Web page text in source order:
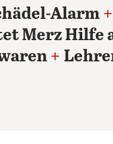
Alarm +
Merz Hilfe
+